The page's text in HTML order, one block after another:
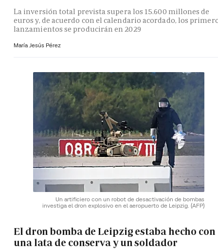
La inversión total prevista supera los 15.600 millones de
euros y, de acuerdo con el calendario acordado, los
lanzamientos se producirán en 2029
María Jesús Pérez
Un artificiero con un robot de desactivación de bombas
investiga el dron explosivo en el aeropuerto de Leipzig. (AFP)
El dron bomba de Leipzig estaba hecho con
una lata de conserva y un soldador